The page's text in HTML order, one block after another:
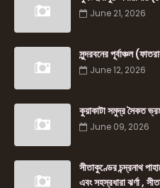
June 21, 2026
সুন্দরবনের পূর্বাঞ্চল
June 12, 2026
কুয়াকাটা সমুদ্র সৈকত
June 09, 2026
সীতাকুণ্ডের চন্দ্রনাথ
এবং সহস্রধারা ঝর্ণা ,